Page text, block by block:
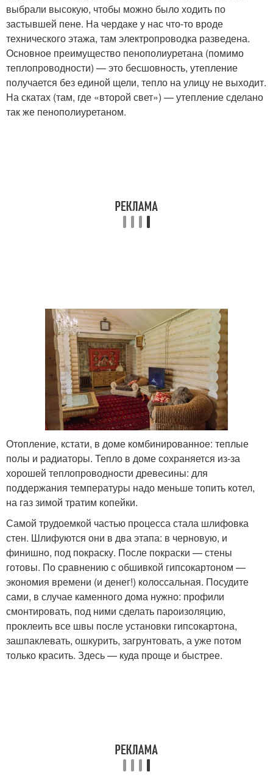
выбрали высокую, чтобы можно было ходить по
застывшей пене. На чердаке у нас что-то вроде
технического этажа, там электропроводка разведена.
Основное преимущество пенополиуретана (помимо
теплопроводности) — это бесшовность, утепление
получается без единой щели, тепло на улицу не выходит.
На скатах (там, где «второй свет») — утепление сделано
так же пенополиуретаном.
Отопление, кстати, в доме комбинированное: теплые
полы и радиаторы. Тепло в доме сохраняется из-за
хорошей теплопроводности древесины: для
поддержания температуры надо меньше топить котел,
на газ зимой тратим копейки.
Самой трудоемкой частью процесса стала шлифовка
стен. Шлифуются они в два этапа: в черновую, и
финишно, под покраску. После покраски — стены
готовы. По сравнению с обшивкой гипсокартоном —
экономия времени (и денег!) колоссальная. Посудите
сами, в случае каменного дома нужно: профили
смонтировать, под ними сделать пароизоляцию,
проклеить все швы после установки гипсокартона,
зашпаклевать, ошкурить, загрунтовать, а уже потом
только красить. Здесь — куда проще и быстрее.